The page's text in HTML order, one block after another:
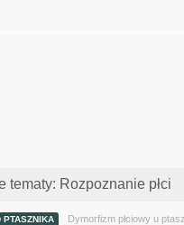
tematy: Rozpoznanie płci
PTASZNIKA Dymorfizm płciowy u